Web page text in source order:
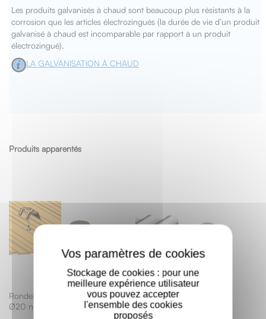
Les produits galvanisés à chaud sont beaucoup plus résistants à la
corrosion que les articles électrozingués (la durée de vie d’un produit
galvanisé à chaud est incomparable par rapport à un produit
électrozingué).
LA GALVANISATION À CHAUD
Produits apparentés
Rondelle d'étanchéité
Ø20 néoprène EPDM
Plaquette acier galvanisé
naturel pour tôle
Stockage de cookies : pour une
meilleure expérience utilisateur
vous pouvez accepter
l'ensemble des cookies
proposés